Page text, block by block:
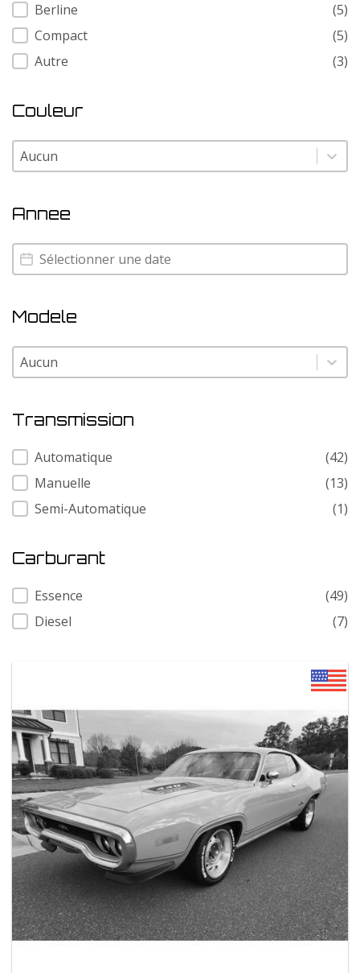
Berline
(5)
Compact
(5)
Autre
(3)
Couleur
Couleur
Couleur
Annee
Annee
Annee
Modele
Modele
Modele
Transmission
Transmission
Automatique
(42)
Manuelle
(13)
Semi-Automatique
(1)
Carburant
Carburant
Essence
(49)
Diesel
(7)